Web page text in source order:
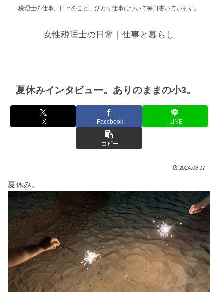
税理士の仕事、日々のこと、ひとり仕事について毎日書いています。
女性税理士の日常｜仕事と暮らし
夏休みインタビュー。ありのままの小3。
X Facebook LINE
コピー
2024.08.07
夏休み。